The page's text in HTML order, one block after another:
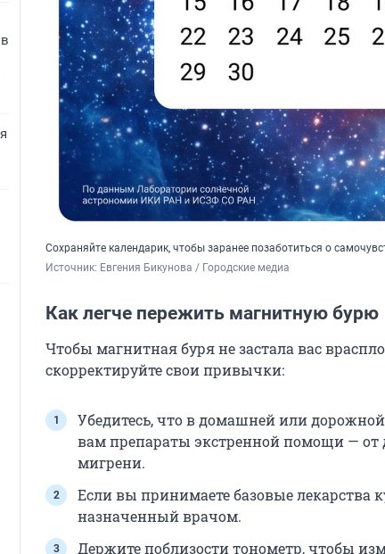
Сохраняйте календарик, чтобы заранее позаботиться о
Источник: Евгения Бикунова / Городские медиа
Как легче пережить магнитную бурю
Чтобы магнитная буря не застала вас
скорректируйте свои привычки:
Убедитесь, что в домашней или
вам препараты экстренной помощи — от
мигрени.
Если вы принимаете базовые лекарства
назначенный врачом.
Держите поблизости тонометр, чтобы